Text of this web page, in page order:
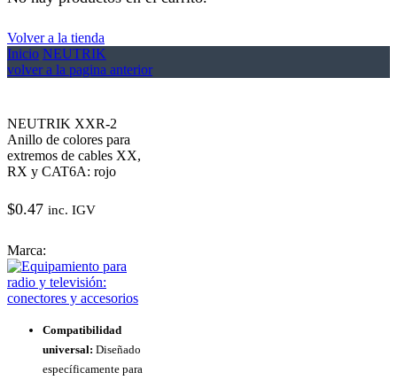
Volver a la tienda
Inicio NEUTRIK
volver a la pagina anterior
NEUTRIK XXR-2
Anillo de colores para
extremos de cables XX,
RX y CAT6A: rojo
$0.47 inc. IGV
Marca:
Compatibilidad
universal: Diseñado
específicamente para